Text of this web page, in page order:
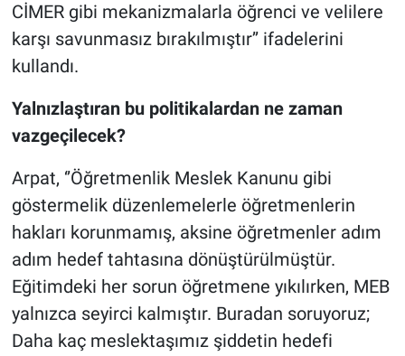
CİMER gibi mekanizmalarla öğrenci ve velilere
karşı savunmasız bırakılmıştır’’ ifadelerini
kullandı.
Yalnızlaştıran bu politikalardan ne zaman
vazgeçilecek?
Arpat, ‘’Öğretmenlik Meslek Kanunu gibi
göstermelik düzenlemelerle öğretmenlerin
hakları korunmamış, aksine öğretmenler adım
adım hedef tahtasına dönüştürülmüştür.
Eğitimdeki her sorun öğretmene yıkılırken, MEB
yalnızca seyirci kalmıştır. Buradan soruyoruz;
Daha kaç meslektaşımız şiddetin hedefi